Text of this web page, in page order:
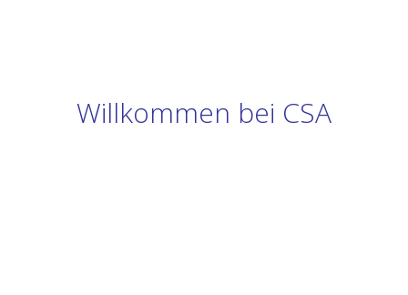
Willkommen bei CSA